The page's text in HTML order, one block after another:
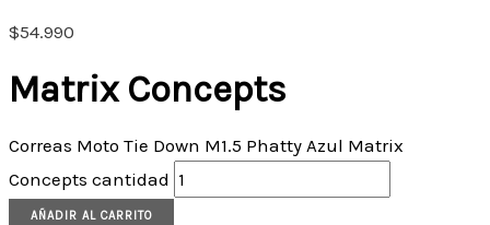
$54.990
Matrix Concepts
Correas Moto Tie Down M1.5 Phatty Azul Matrix
Concepts cantidad
AÑADIR AL CARRITO